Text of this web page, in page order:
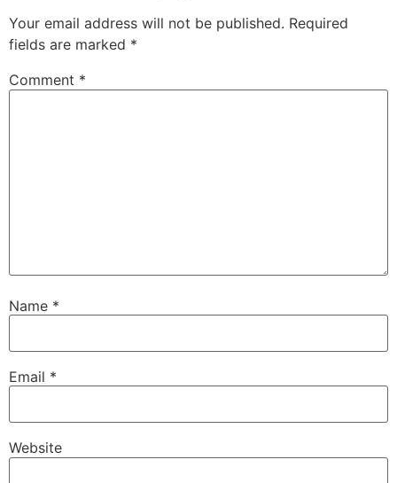
Your email address will not be published. Required
fields are marked *
Comment *
Name *
Email *
Website